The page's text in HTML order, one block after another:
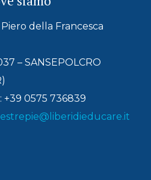
Piero della Francesca
– SANSEPOLCRO
+39 0575 736839